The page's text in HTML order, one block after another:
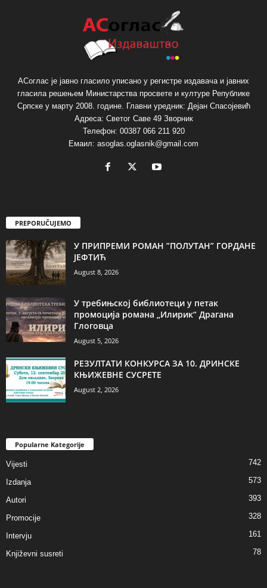
АСоглас је јавно гласило уписано у регистре издавача и јавних
гласила решењем Министарства просвете и културе Републике
Српске у марту 2008. године. Главни уредник: Дејан Спасојевић
Адреса: Светог Саве 49 Зворник
Телефон: 00387 066 211 920
Емаил: asoglas.oglasnik@gmail.com
PREPORUČUJEMO
У ПРИПРЕМИ РОМАН ”ПОЛУТАН” ГОРДАНЕ
ЈЕФТИЋ
August 8, 2026
У требињској библиотеци у петак
промоција романа „Илирик“ Драгана
Глоговца
August 5, 2026
РЕЗУЛТАТИ КОНКУРСА ЗА 10. ДРИНСКЕ
КЊИЖЕВНЕ СУСРЕТЕ
August 2, 2026
Popularne Kategorije
Vijesti 742
Izdanja 573
Autori 393
Promocije 328
Intervju 161
Književni susreti 78